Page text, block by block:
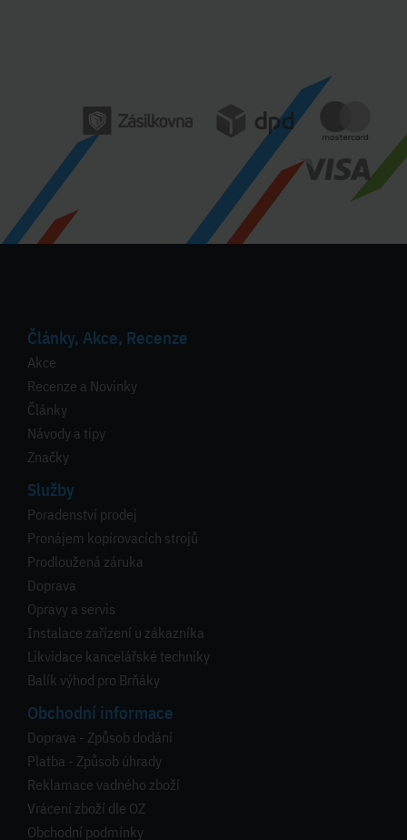
Články, Akce, Recenze
Akce
Recenze a Novinky
Články
Návody a tipy
Značky
Služby
Poradenství prodej
Pronájem kopírovacích strojů
Prodloužená záruka
Doprava
Opravy a servis
Instalace zařízení u zákazníka
Likvidace kancelářské techniky
Balík výhod pro Brňáky
Obchodní informace
Doprava - Způsob dodání
Platba - Způsob úhrady
Reklamace vadného zboží
Vrácení zboží dle OZ
Obchodní podmínky